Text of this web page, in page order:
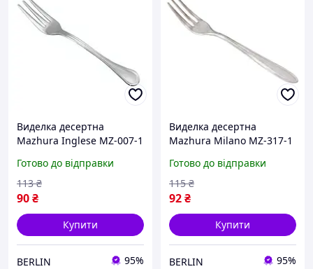
Виделка десертна
Mazhura Inglese MZ-007-1
Готово до відправки
90₴
113 ₴
Купити
BERLIN 95%
Виделка десертна
Mazhura Milano MZ-317-1
Готово до відправки
92₴
115 ₴
Купити
BERLIN 95%